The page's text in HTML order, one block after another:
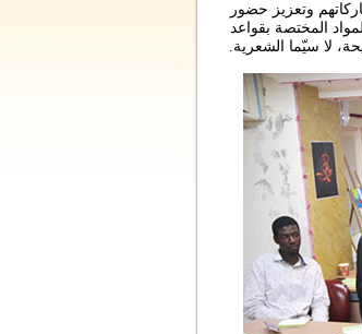
وتعزيز حضور
المختصة بقواعد
لا سيّما الشعرية.